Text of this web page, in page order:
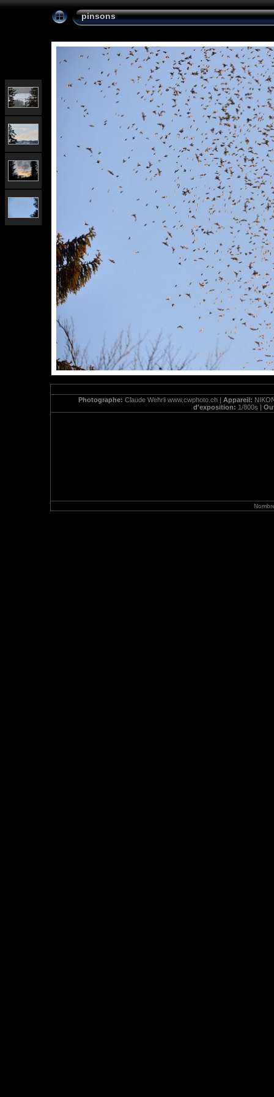
pinsons
Photographe: Claude Wehrli www.cwphoto.ch | Appareil:
d'exposition: 1/800s |